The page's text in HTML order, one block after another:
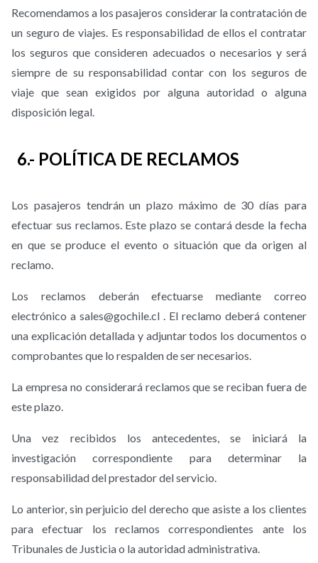
Recomendamos a los pasajeros considerar la contratación de
un seguro de viajes. Es responsabilidad de ellos el contratar
los seguros que consideren adecuados o necesarios y será
siempre de su responsabilidad contar con los seguros de
viaje que sean exigidos por alguna autoridad o alguna
disposición legal.
6.- POLÍTICA DE RECLAMOS
Los pasajeros tendrán un plazo máximo de 30 días para
efectuar sus reclamos. Este plazo se contará desde la fecha
en que se produce el evento o situación que da origen al
reclamo.
Los reclamos deberán efectuarse mediante correo
electrónico a sales@gochile.cl . El reclamo deberá contener
una explicación detallada y adjuntar todos los documentos o
comprobantes que lo respalden de ser necesarios.
La empresa no considerará reclamos que se reciban fuera de
este plazo.
Una vez recibidos los antecedentes, se iniciará la
investigación correspondiente para determinar la
responsabilidad del prestador del servicio.
Lo anterior, sin perjuicio del derecho que asiste a los clientes
para efectuar los reclamos correspondientes ante los
Tribunales de Justicia o la autoridad administrativa.